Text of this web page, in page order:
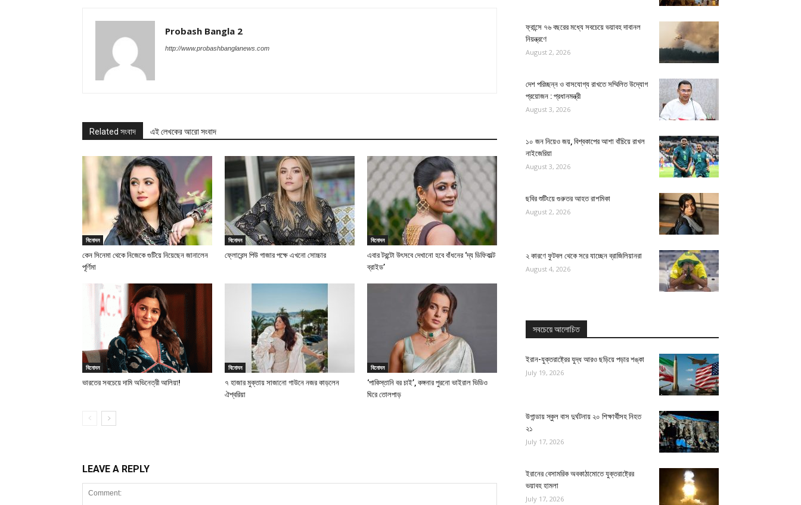
Probash Bangla 2
http://www.probashbanglanews.com
Related সংবাদ এই লেখকের আরো সংবাদ
বিনোদন
কেন সিনেমা থেকে নিজেকে গুটিয়ে নিয়েছেন জানালেন
পূর্ণিমা
বিনোদন
ফ্লোরেন্স পিউ গাজার পক্ষে এখনো সোচ্চার
বিনোদন
এবার টরন্টো উৎসবে দেখানো হবে বাঁধনের ‘দ্য ডিফিকাল্ট
ব্রাইড’
বিনোদন
ভারতের সবচেয়ে দামি অভিনেত্রী আলিয়া!
বিনোদন
৭ হাজার মুক্তায় সাজানো গাউনে নজর কাড়লেন
ঐশ্বরিয়া
বিনোদন
‘পাকিস্তানি বর চাই’, কঙ্গনার পুরনো ভাইরাল ভিডিও
ঘিরে তোলপাড়
LEAVE A REPLY
ফ্রান্সে ৭৬ বছরের মধ্যে সবচেয়ে ভয়াবহ দাবানল
নিয়ন্ত্রণে
August 2, 2026
দেশ পরিচ্ছন্ন ও বাসযোগ্য রাখতে সম্মিলিত উদ্যোগ
প্রয়োজন : প্রধানমন্ত্রী
August 3, 2026
১০ জন নিয়েও জয়, বিশ্বকাপের আশা বাঁচিয়ে রাখল
নাইজেরিয়া
August 3, 2026
ছবির শুটিংয়ে গুরুতর আহত রাশমিকা
August 2, 2026
২ কারণে ফুটবল থেকে সরে যাচ্ছেন ব্রাজিলিয়ানরা
August 4, 2026
সবচেয়ে আলোচিত
ইরান-যুক্তরাষ্ট্রের যুদ্ধ আরও ছড়িয়ে পড়ার শঙ্কা
July 19, 2026
উগান্ডায় স্কুল বাস দুর্ঘটনায় ২০ শিক্ষার্থীসহ নিহত
২১
July 17, 2026
ইরানের বেসামরিক অবকাঠামোতে যুক্তরাষ্ট্রের
ভয়াবহ হামলা
July 17, 2026